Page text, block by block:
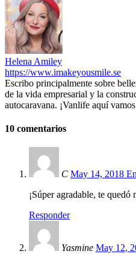
Helena Amiley
https://www.imakeyousmile.se
Escribo principalmente sobre
de la vida empresarial y la
autocaravana. ¡Vanlife aquí
10 comentarios
C May 14, 2018
¡Súper agradable, te quedó
Responder
Yasmine May 12,